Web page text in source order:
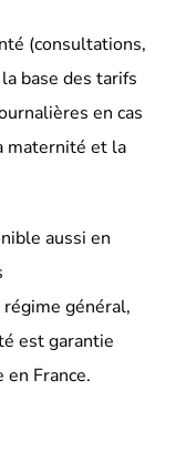
(consultations,
base des tarifs
en cas
maternité et la
aussi en
général,
est garantie
France.